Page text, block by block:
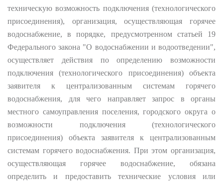
техническую возможность подключения (технологического
присоединения), организация, осуществляющая горячее
водоснабжение, в порядке, предусмотренном статьей 19
Федерального закона "О водоснабжении и водоотведении",
осуществляет действия по определению возможности
подключения (технологического присоединения) объекта
заявителя к централизованным системам горячего
водоснабжения, для чего направляет запрос в органы
местного самоуправления поселения, городского округа о
возможности подключения (технологического
присоединения) объекта заявителя к централизованным
системам горячего водоснабжения. При этом организация,
осуществляющая горячее водоснабжение, обязана
определить и предоставить технические условия или